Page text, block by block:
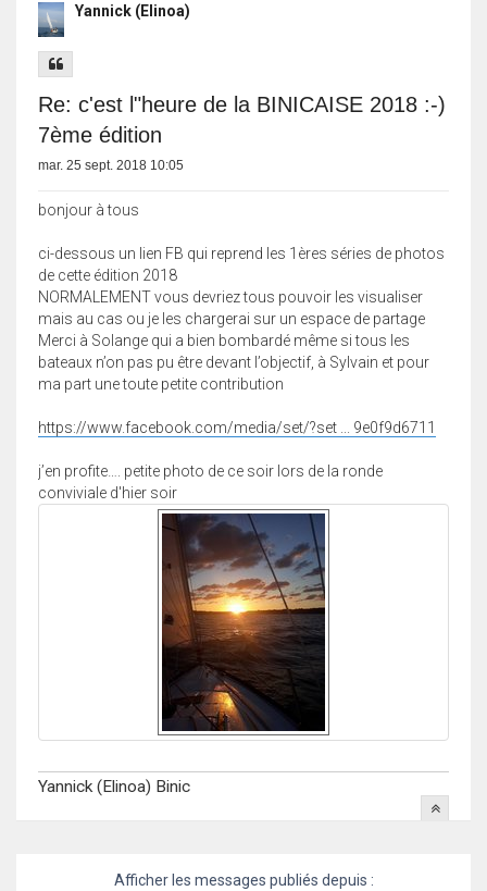
Yannick (Elinoa)
Re: c'est l"heure de la BINICAISE 2018 :-)
7ème édition
mar. 25 sept. 2018 10:05
bonjour à tous
ci-dessous un lien FB qui reprend les 1ères séries de photos
de cette édition 2018
NORMALEMENT vous devriez tous pouvoir les visualiser
mais au cas ou je les chargerai sur un espace de partage
Merci à Solange qui a bien bombardé même si tous les
bateaux n’on pas pu être devant l’objectif, à Sylvain et pour
ma part une toute petite contribution
https://www.facebook.com/media/set/?set ... 9e0f9d6711
j’en profite…. petite photo de ce soir lors de la ronde
conviviale d'hier soir
Yannick (Elinoa) Binic
Afficher les messages publiés depuis :